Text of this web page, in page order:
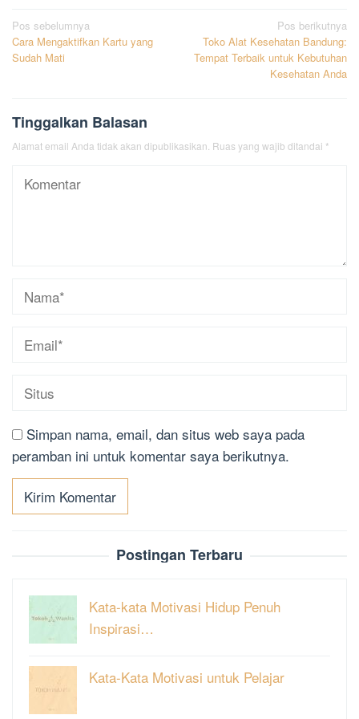
Navigasi
pos
Pos sebelumnya
Cara Mengaktifkan Kartu yang
Sudah Mati
Pos berikutnya
Toko Alat Kesehatan Bandung:
Tempat Terbaik untuk Kebutuhan
Kesehatan Anda
Tinggalkan Balasan
Alamat email Anda tidak akan dipublikasikan. Ruas yang wajib ditandai *
Simpan nama, email, dan situs web saya pada
peramban ini untuk komentar saya berikutnya.
Postingan Terbaru
Kata-kata Motivasi Hidup Penuh
Inspirasi…
Kata-Kata Motivasi untuk Pelajar